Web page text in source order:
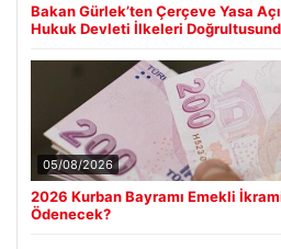
Bakan Gürlek’ten Çerçeve Yasa
Hukuk Devleti İlkeleri
05/08/2026
2026 Kurban Bayramı Emekli
Ödenecek?